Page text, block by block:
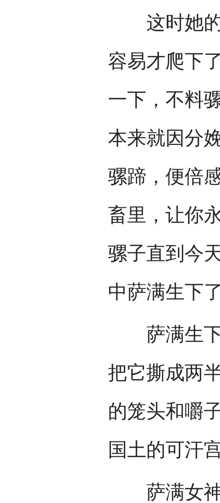
这时她的
容易才爬下
一下，不料
本来就因分
骡蹄，便倍
畜里，让你
骡子直到今
中萨满生下
萨满生下
把它撕成两
的笼头和嚼
国土的可汗
萨满女神